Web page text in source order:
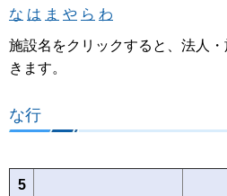
な は ま や ら わ
施設名をクリックすると、法人
きます。
な行
5